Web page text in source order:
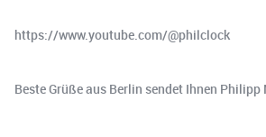
https://www.youtube.com/@philclock
Beste Grüße aus Berlin sendet Ihnen Philipp